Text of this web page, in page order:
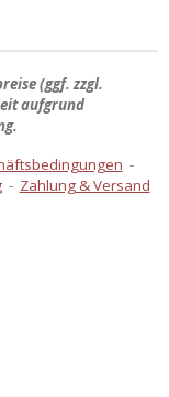
(ggf. zzgl.
aufgrund
-
- Zahlung & Versand